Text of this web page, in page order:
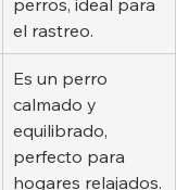
el rastreo.
Es un perro
calmado y
equilibrado,
perfecto para
hogares relajados.